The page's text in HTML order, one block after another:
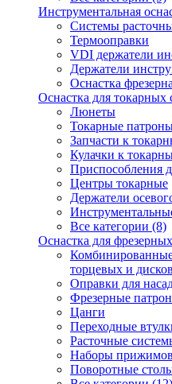
Инструментальная
Системы
Термооправки
VDI держатели
Держатели
Оснастка
Оснастка для токарных
Люнеты
Токарные
Запчасти к
Кулачки к
Приспособления
Центры токарные
Держатели
Все категории (8)
Оснастка для
торцевых и
Оправки для
Фрезерные
Цанги
Переходные
Расточные
Наборы прижимов
Поворотные